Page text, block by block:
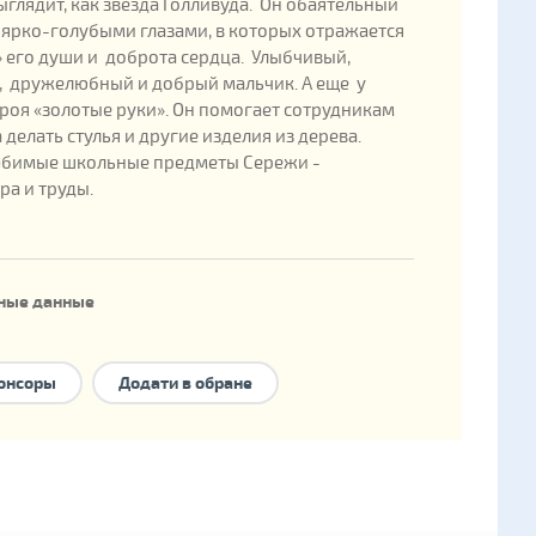
как звезда Голливуда. Он обаятельный
голубыми глазами, в которых отражается
его души и доброта сердца. Улыбчивый,
дружелюбный и добрый мальчик. А еще у
«золотые руки». Он помогает сотрудникам
стулья и другие изделия из дерева.
школьные предметы Сережи -
и труды.
данные
в государственной базе: 391155
формы семейного устройства:
Додати в обране